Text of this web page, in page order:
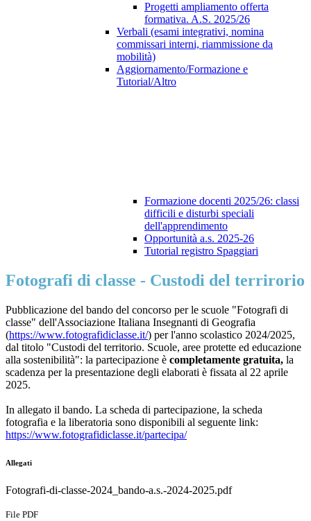
Progetti ampliamento offerta
formativa. A.S. 2025/26
Verbali (esami integrativi, nomina
commissari interni, riammissione da
mobilità)
Aggiornamento/Formazione e
Tutorial/Altro
Formazione docenti 2025/26: classi
difficili e disturbi speciali
dell'apprendimento
Opportunità a.s. 2025-26
Tutorial registro Spaggiari
Fotografi di classe - Custodi del terrirorio
Pubblicazione del bando del concorso per le scuole "Fotografi di
classe" dell'Associazione Italiana Insegnanti di Geografia
(https://www.fotografidiclasse.it/) per l'anno scolastico 2024/2025,
dal titolo "Custodi del territorio. Scuole, aree protette ed educazione
alla sostenibilità": la partecipazione è completamente gratuita, la
scadenza per la presentazione degli elaborati è fissata al 22 aprile
2025.
In allegato il bando. La scheda di partecipazione, la scheda
fotografia e la liberatoria sono disponibili al seguente link:
https://www.fotografidiclasse.it/partecipa/
Allegati
Fotografi-di-classe-2024_bando-a.s.-2024-2025.pdf
File PDF